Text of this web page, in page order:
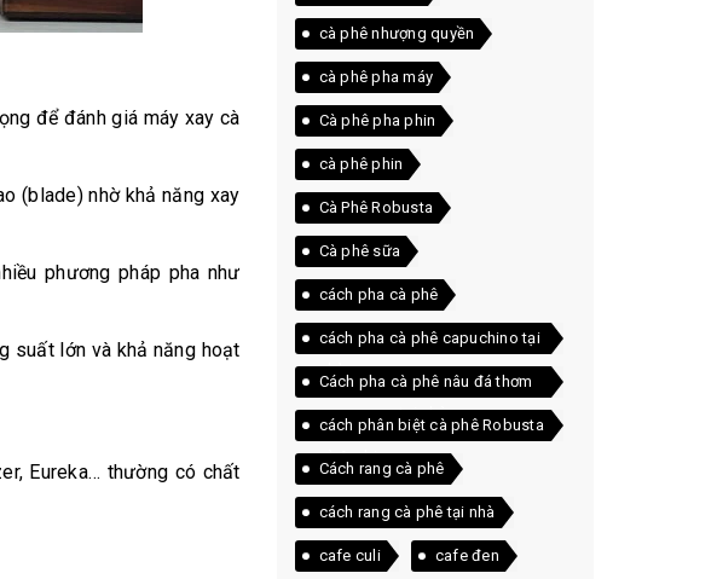
để đánh giá máy xay cà
(blade) nhờ khả năng xay
phương pháp pha như
suất lớn và khả năng hoạt
Eureka… thường có chất
cà phê nhượng quyền
cà phê pha máy
Cà phê pha phin
cà phê phin
Cà Phê Robusta
Cà phê sữa
cách pha cà phê
cách pha cà phê capuchino tại
nhà
Cách pha cà phê nâu đá thơm
ngon ngay tại nhà
cách phân biệt cà phê Robusta
và Arabica
Cách rang cà phê
cách rang cà phê tại nhà
cafe culi cafe đen